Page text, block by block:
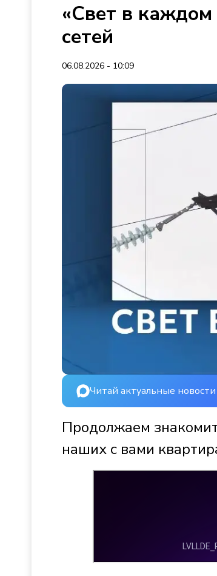
«Свет в каждом
сетей
06.08.2026 - 10:09
Читай актуальные
Продолжаем
наших с вами